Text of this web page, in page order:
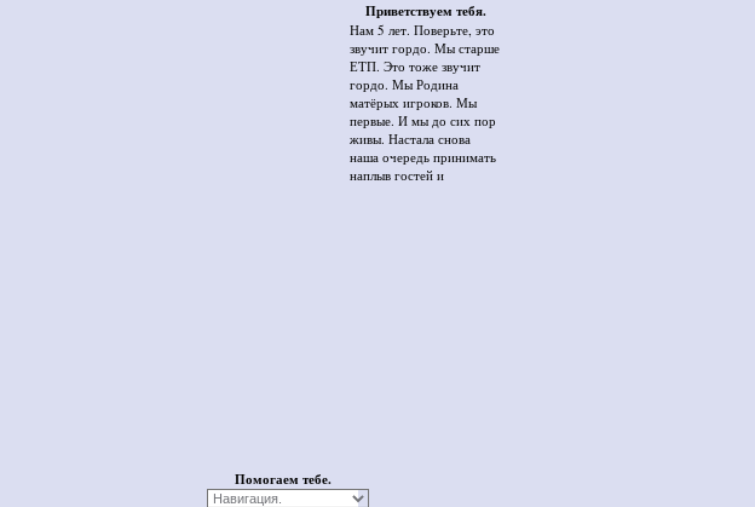
Приветствуем тебя.
Нам 5 лет. Поверьте, это
звучит гордо. Мы старше
ЕТП. Это тоже звучит
гордо. Мы Родина
матёрых игроков. Мы
первые. И мы до сих пор
живы. Настала снова
наша очередь принимать
наплыв гостей и
Помогаем тебе.